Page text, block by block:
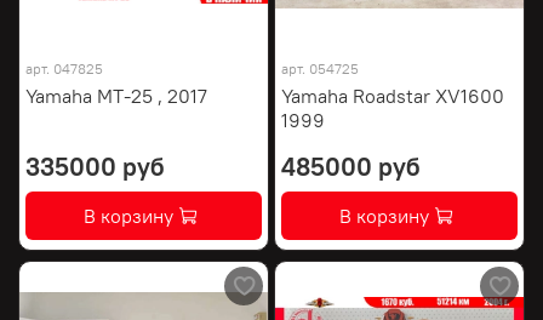
арт. 047825
Yamaha MT-25 , 2017
335000 руб
В корзину
арт. 054725
Yamaha Roadstar XV1600
1999
485000 руб
В корзину